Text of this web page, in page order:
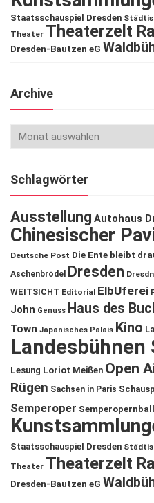
Staatsschauspiel Dresden
Theater Theaterzelt
Dresden-Bautzen eG
Archive
Schlagwörter
Ausstellung Autohaus
Chinesischer
Deutsche Post Die Ente bleibt
Aschenbrödel
Dresden
WEITSICHT Editorial ElbUferei
John Genuss Haus des
Town Japanisches Palais Kino
Landesbühnen
Lesung Loriot Meißen Open
Rügen Sachsen in Paris
Semperoper Semperopernball
Staatsschauspiel Dresden
Theater Theaterzelt
Dresden-Bautzen eG